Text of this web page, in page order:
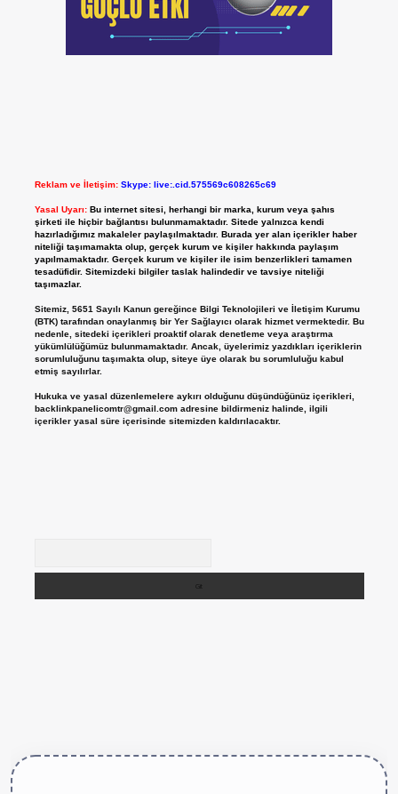
Reklam ve İletişim: Skype: live:.cid.575569c608265c69
Yasal Uyarı: Bu internet sitesi, herhangi bir marka, kurum veya şahıs
şirketi ile hiçbir bağlantısı bulunmamaktadır. Sitede yalnızca kendi
hazırladığımız makaleler paylaşılmaktadır. Burada yer alan içerikler haber
niteliği taşımamakta olup, gerçek kurum ve kişiler hakkında paylaşım
yapılmamaktadır. Gerçek kurum ve kişiler ile isim benzerlikleri tamamen
tesadüfidir. Sitemizdeki bilgiler taslak halindedir ve tavsiye niteliği
taşımazlar.
Sitemiz, 5651 Sayılı Kanun gereğince Bilgi Teknolojileri ve İletişim Kurumu
(BTK) tarafından onaylanmış bir Yer Sağlayıcı olarak hizmet vermektedir. Bu
nedenle, sitedeki içerikleri proaktif olarak denetleme veya araştırma
yükümlülüğümüz bulunmamaktadır. Ancak, üyelerimiz yazdıkları içeriklerin
sorumluluğunu taşımakta olup, siteye üye olarak bu sorumluluğu kabul
etmiş sayılırlar.
Hukuka ve yasal düzenlemelere aykırı olduğunu düşündüğünüz içerikleri,
backlinkpanelicomtr@gmail.comadresine bildirmeniz halinde, ilgili
içerikler yasal süre içerisinde sitemizden kaldırılacaktır.